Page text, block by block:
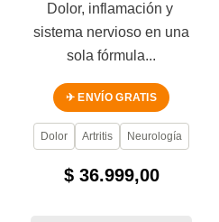
Dolor, inflamación y
sistema nervioso en una
sola fórmula...
✈ ENVÍO GRATIS
Dolor Artritis Neurología
$ 36.999,00